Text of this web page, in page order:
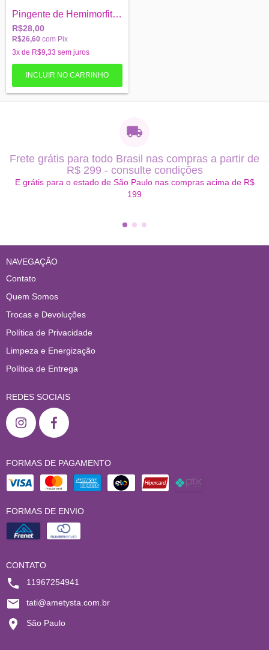
Pingente de Hemimorfita - contra estress...
R$28,00
R$26,60 com Pix
3x de R$9,33 sem juros
Frete grátis para todo Brasil nas compras a partir de
R$ 299 - consulte condições
E grátis para o estado de São Paulo nas compras acima de R$
199
NAVEGAÇÃO
Contato
Quem Somos
Trocas e Devoluções
Política de Privacidade
Limpeza e Energização
Política de Entrega
REDES SOCIAIS
FORMAS DE PAGAMENTO
FORMAS DE ENVIO
CONTATO
11967254941
tati@ametysta.com.br
São Paulo